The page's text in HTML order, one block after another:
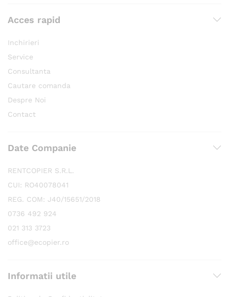
Acces rapid
Inchirieri
Service
Consultanta
Cautare comanda
Despre Noi
Contact
Date Companie
RENTCOPIER S.R.L.
CUI: RO40078041
REG. COM: J40/15651/2018
0736 492 924
021 313 3723
office@ecopier.ro
Informatii utile